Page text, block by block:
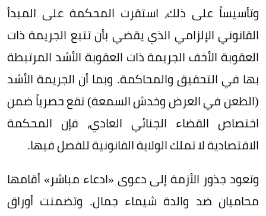
وتأسيساً على ذلك، استقرت المحكمة على المبدأ
القانوني الإلزامي الذي يقضي بأن تتبع الجريمة ذات
العقوبة الأخف الجريمة ذات العقوبة الأشد المرتبطة
بها في التحقيق والمحاكمة. وبما أن الجريمة الأشد
(الطعن في العرض وخدش السمعة) تقع حصرياً ضمن
اختصاص القضاء الجنائي العادي، فإن المحكمة
الاقتصادية لا تملك الولاية القانونية للفصل فيها.
وتعود جذور الأزمة إلى دعوى «ادعاء مباشر» أقامها
محاميان ضد والدة شيماء جمال. وتضمنت أوراق